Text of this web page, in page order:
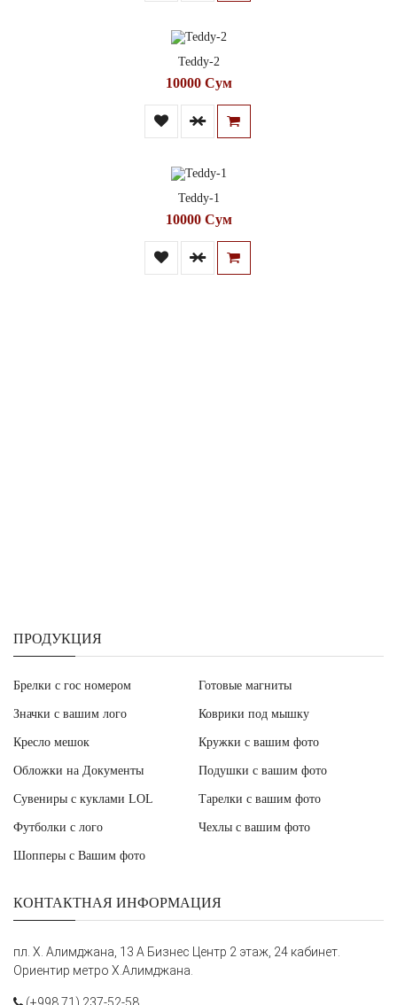
Teddy-2
10000 Сум
Teddy-1
10000 Сум
ПРОДУКЦИЯ
Брелки с гос номером Готовые магниты
Значки с вашим лого Коврики под мышку
Кресло мешок Кружки с вашим фото
Обложки на Документы Подушки с вашим фото
Сувениры с куклами LOL Тарелки с вашим фото
Футболки с лого Чехлы с вашим фото
Шопперы с Вашим фото
КОНТАКТНАЯ ИНФОРМАЦИЯ
пл. Х. Алимджана, 13 А Бизнес Центр 2 этаж, 24 кабинет.
Ориентир метро Х.Алимджана.